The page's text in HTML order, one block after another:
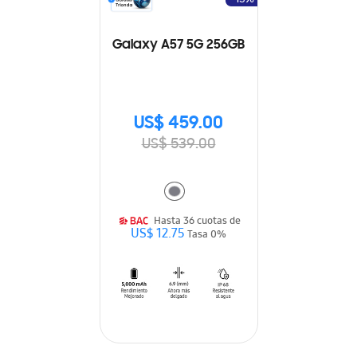
Galaxy A57 5G 256GB
US$ 459.00
US$ 539.00
Hasta 36 cuotas de
US$ 12.75Tasa 0%